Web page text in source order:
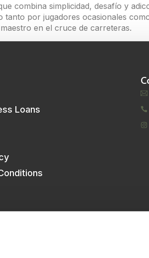
combina simplicidad, desafío y
por jugadores ocasionales
en el cruce de carreteras.
Loans